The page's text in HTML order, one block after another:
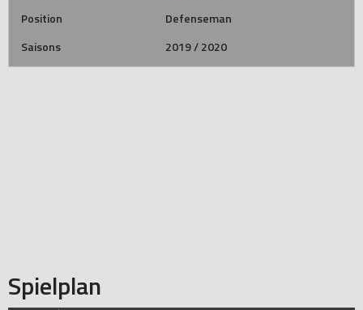
Position
Defenseman
Saisons
2019 / 2020
Spielplan